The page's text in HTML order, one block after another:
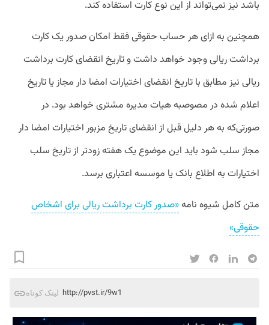
باشد نیز نمی‌تواند از این نوع کارت استفاده کند.
همچنین به ازای هر حساب حقوقی فقط امکان صدور یک کارت
برداشت ریالی وجود خواهد داشت و تاریخ انقضای کارت برداشت
ریالی نیز مطابق با تاریخ انقضای اختیارات امضا دار مجاز یا تاریخ
اعلام شده در مصوصبه هیات مدیره مشتری خواهد بود. در
صورتی‌که به هر دلیل قبل از انقضای تاریخ مزبور اختیارات امضا دار
مجاز سلب شود باید این موضوع یک هفته زودتر از تاریخ سلب
اختیارات به اطلاع بانک یا موسسه اعتباری برسد.
متن کامل شیوه نامه«صدور کارت برداشت ریالی برای اشخاص
حقوقی»
لینک کوتاه http://pvst.ir/9w1